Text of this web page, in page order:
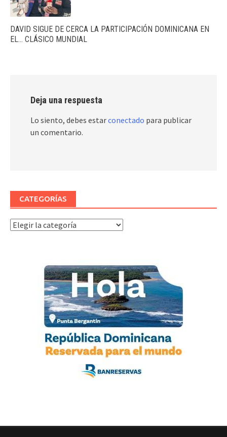
DAVID SIGUE DE CERCA LA PARTICIPACIÓN DOMINICANA EN
EL… CLÁSICO MUNDIAL
Deja una respuesta
Lo siento, debes estarconectado para publicar
un comentario.
CATEGORÍAS
Categorías